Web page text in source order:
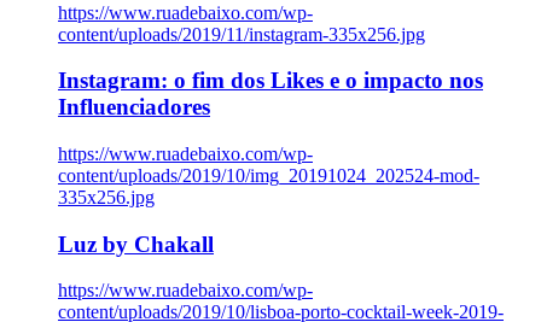
https://www.ruadebaixo.com/wp-
content/uploads/2019/11/instagram-335x256.jpg
Instagram: o fim dos Likes e o impacto nos
Influenciadores
https://www.ruadebaixo.com/wp-
content/uploads/2019/10/img_20191024_202524-mod-
335x256.jpg
Luz by Chakall
https://www.ruadebaixo.com/wp-
content/uploads/2019/10/lisboa-porto-cocktail-week-2019-